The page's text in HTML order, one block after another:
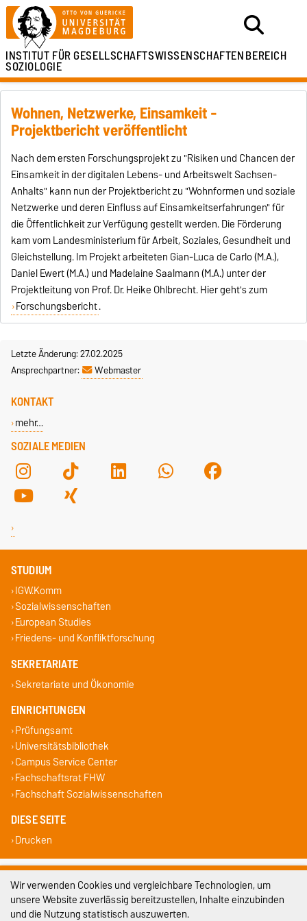
INSTITUT FÜRGESELLSCHAFTSWISSENSCHAFTENBEREICH
SOZIOLOGIE
Wohnen, Netzwerke, Einsamkeit -
Projektbericht veröffentlicht
Nach dem ersten Forschungsprojekt zu "Risiken und Chancen der
Einsamkeit in der digitalen Lebens- und Arbeitswelt Sachsen-
Anhalts" kann nun der Projektbericht zu "Wohnformen und soziale
Netzwerke und deren Einfluss auf Einsamkeitserfahrungen" für
die Öffentlichkeit zur Verfügung gestellt werden. Die Förderung
kam vom Landesministerium für Arbeit, Soziales, Gesundheit und
Gleichstellung. Im Projekt arbeiteten Gian-Luca de Carlo (M.A.),
Daniel Ewert (M.A.) und Madelaine Saalmann (M.A.) unter der
Projektleitung von Prof. Dr. Heike Ohlbrecht. Hier geht's zum
Forschungsbericht.
Letzte Änderung: 27.02.2025
Ansprechpartner:
Webmaster
SOZIALE MEDIEN
KONTAKT
mehr…
STUDIUM
IGW.Komm
Sozialwissenschaften
European Studies
Friedens- und Konfliktforschung
SEKRETARIATE
Sekretariate und Ökonomie
EINRICHTUNGEN
Prüfungsamt
Universitätsbibliothek
Campus Service Center
Fachschaftsrat FHW
Fachschaft Sozialwissenschaften
DIESE SEITE
Drucken
Impressum
Datenschutz
Wir verwenden Cookies und vergleichbare Technologien, um
unsere Website zuverlässig bereitzustellen, Inhalte einzubinden
und die Nutzung statistisch auszuwerten.